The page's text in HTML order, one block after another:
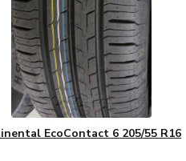
EcoContact 6 205/55 R16